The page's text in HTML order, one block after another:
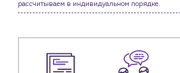
Контакты
рассчитываем в индивидуальном порядке.